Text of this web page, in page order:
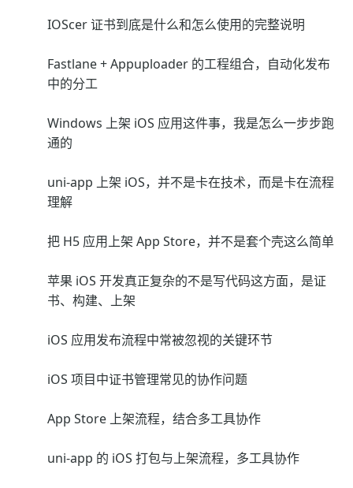
IOScer 证书到底是什么和怎么使用的完整说明
Fastlane + Appuploader 的工程组合，自动化发布
中的分工
Windows 上架 iOS 应用这件事，我是怎么一步步跑
通的
uni-app 上架 iOS，并不是卡在技术，而是卡在流程
理解
把 H5 应用上架 App Store，并不是套个壳这么简单
苹果 iOS 开发真正复杂的不是写代码这方面，是证
书、构建、上架
iOS 应用发布流程中常被忽视的关键环节
iOS 项目中证书管理常见的协作问题
App Store 上架流程，结合多工具协作
uni-app 的 iOS 打包与上架流程，多工具协作